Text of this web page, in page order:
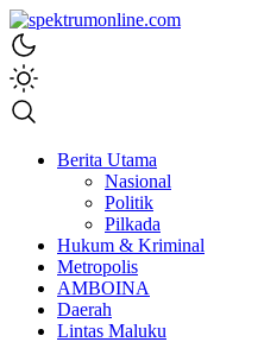
spektrumonline.com
Berita Utama
Nasional
Politik
Pilkada
Hukum & Kriminal
Metropolis
AMBOINA
Daerah
Lintas Maluku